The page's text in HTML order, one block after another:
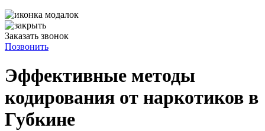
Заказать звонок
Позвонить
Эффективные методы
кодирования от наркотиков в
Губкине